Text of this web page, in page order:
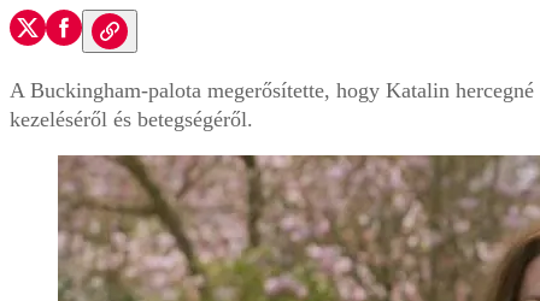
A Buckingham-palota megerősítette, hogy Katalin
kezeléséről és betegségéről.